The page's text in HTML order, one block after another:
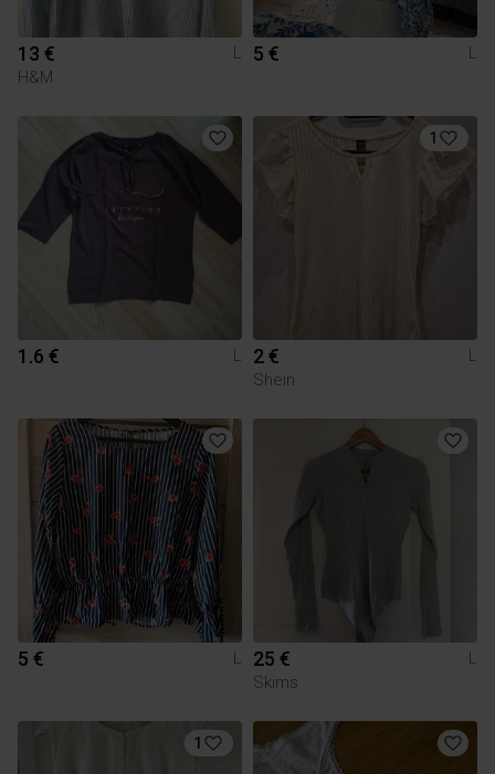
13 €
L
H&M
5 € L
1.6 € L
1
2 €
L
Shein
5 € L 25 €
L
Skims
1